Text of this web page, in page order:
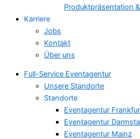
Produktpräsentation
Karriere
Jobs
Kontakt
Über uns
Full-Service Eventagentur
Unsere Standorte
Standorte
Eventagentur
Eventagentur
Eventagentur Mainz